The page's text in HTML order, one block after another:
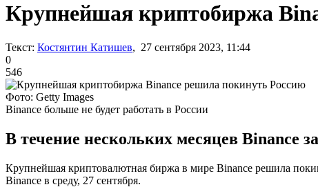
Крупнейшая криптобиржа
Текст: Костянтин Катишев, 27 сентября 2023, 11:44
0
546
Фото: Getty Images
Binance больше не будет работать в России
В течение нескольких месяцев Binance
Крупнейшая криптовалютная биржа в мире Binance решила
Binance в среду, 27 сентября.